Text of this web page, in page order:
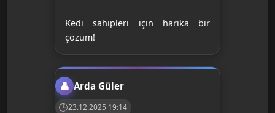
Kedi sahipleri için harika bir
çözüm!
Arda Güler
23.12.2025 19:14